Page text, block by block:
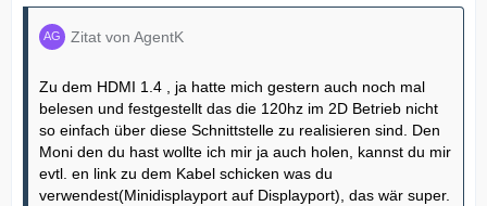
Zitat von AgentK
Zu dem HDMI 1.4 , ja hatte mich gestern auch noch mal
belesen und festgestellt das die 120hz im 2D Betrieb nicht
so einfach über diese Schnittstelle zu realisieren sind. Den
Moni den du hast wollte ich mir ja auch holen, kannst du mir
evtl. en link zu dem Kabel schicken was du
verwendest(Minidisplayport auf Displayport), das wär super.